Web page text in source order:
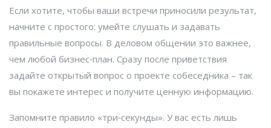
Если хотите, чтобы ваши встречи приносили результат,
начните с простого: умейте слушать и задавать
правильные вопросы. В деловом общении это важнее,
чем любой бизнес‑план. Сразу после приветствия
задайте открытый вопрос о проекте собеседника – так
вы покажете интерес и получите ценную информацию.
Запомните правило «три‑секунды». У вас есть лишь